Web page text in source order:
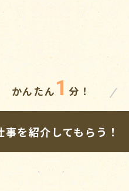
かんたん 1 分！
事を紹介してもらう！